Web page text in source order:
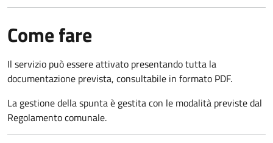
Come fare
Il servizio può essere attivato presentando tutta la
documentazione prevista, consultabile in formato PDF.
La gestione della spunta è gestita con le modalità previste dal
Regolamento comunale.